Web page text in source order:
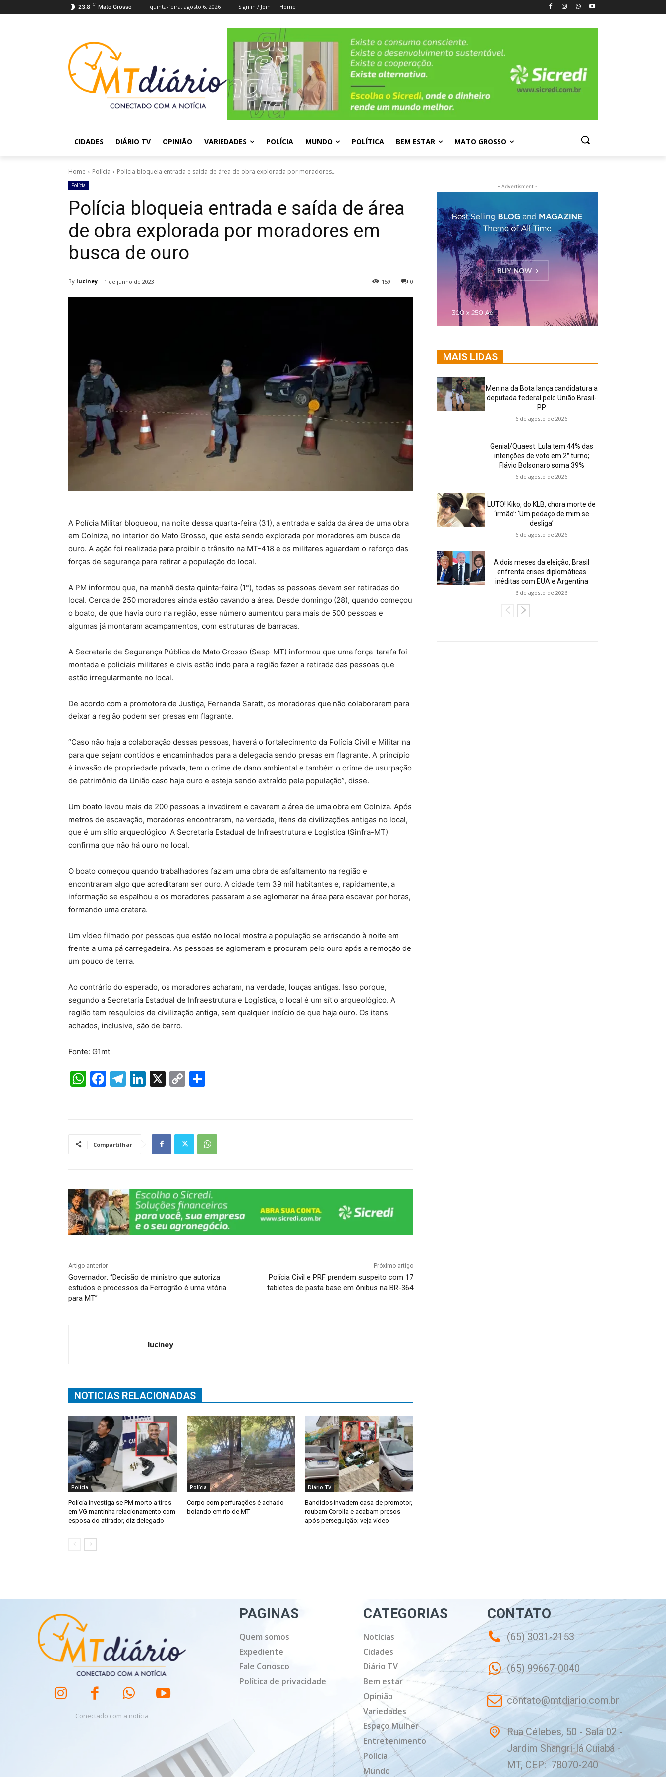
23.8 C Mato Grosso quinta-feira, agosto 6, 2026 Sign in / Join Home
CIDADES DIÁRIO TV OPINIÃO VARIEDADES POLÍCIA MUNDO POLÍTICA BEM ESTAR MATO GROSSO
Home Polícia Polícia bloqueia entrada e saída de área de obra explorada por moradores...
Polícia
Polícia bloqueia entrada e saída de área
de obra explorada por moradores em
busca de ouro
By luciney 1 de junho de 2023 0
159
A Polícia Militar bloqueou, na noite dessa quarta-feira (31), a entrada e saída da área de uma obra
em Colniza, no interior do Mato Grosso, que está sendo explorada por moradores em busca de
ouro. A ação foi realizada para proibir o trânsito na MT-418 e os militares aguardam o reforço das
forças de segurança para retirar a população do local.
A PM informou que, na manhã desta quinta-feira (1°), todas as pessoas devem ser retiradas do
local. Cerca de 250 moradores ainda estão cavando a área. Desde domingo (28), quando começou
o boato, de que havia ouro na região, esse número aumentou para mais de 500 pessoas e
algumas já montaram acampamentos, com estruturas de barracas.
A Secretaria de Segurança Pública de Mato Grosso (Sesp-MT) informou que uma força-tarefa foi
montada e policiais militares e civis estão indo para a região fazer a retirada das pessoas que
estão irregularmente no local.
De acordo com a promotora de Justiça, Fernanda Saratt, os moradores que não colaborarem para
deixar a região podem ser presas em flagrante.
“Caso não haja a colaboração dessas pessoas, haverá o fortalecimento da Polícia Civil e Militar na
para que sejam contidos e encaminhados para a delegacia sendo presas em flagrante. A princípio
é invasão de propriedade privada, tem o crime de dano ambiental e também o crime de usurpação
de patrimônio da União caso haja ouro e esteja sendo extraído pela população”, disse.
Um boato levou mais de 200 pessoas a invadirem e cavarem a área de uma obra em Colniza. Após
metros de escavação, moradores encontraram, na verdade, itens de civilizações antigas no local,
que é um sítio arqueológico. A Secretaria Estadual de Infraestrutura e Logística (Sinfra-MT)
confirma que não há ouro no local.
O boato começou quando trabalhadores faziam uma obra de asfaltamento na região e
encontraram algo que acreditaram ser ouro. A cidade tem 39 mil habitantes e, rapidamente, a
informação se espalhou e os moradores passaram a se aglomerar na área para escavar por horas,
formando uma cratera.
Um vídeo filmado por pessoas que estão no local mostra a população se arriscando à noite em
frente a uma pá carregadeira. As pessoas se aglomeram e procuram pelo ouro após a remoção de
um pouco de terra.
Ao contrário do esperado, os moradores acharam, na verdade, louças antigas. Isso porque,
segundo a Secretaria Estadual de Infraestrutura e Logística, o local é um sítio arqueológico. A
região tem resquícios de civilização antiga, sem qualquer indício de que haja ouro. Os itens
achados, inclusive, são de barro.
Fonte: G1mt
W
A
F
b
k
T
a
Li
n
X
C
Li
n
Compartilhar
Artigo anterior
Governador: “Decisão de ministro que autoriza
estudos e processos da Ferrogrão é uma vitória
para MT”
Próximo artigo
Polícia Civil e PRF prendem suspeito com 17
tabletes de pasta base em ônibus na BR-364
luciney
NOTICIAS RELACIONADAS
Polícia
Polícia investiga se PM morto a tiros
em VG mantinha relacionamento com
esposa do atirador, diz delegado
Polícia
Corpo com perfurações é achado
boiando em rio de MT
Diário TV
Bandidos invadem casa de promotor,
roubam Corolla e acabam presos
após perseguição; veja vídeo
- Advertisment -
MAIS LIDAS
Menina da Bota lança candidatura a
deputada federal pelo União Brasil-
PP
6 de agosto de 2026
Genial/Quaest: Lula tem 44% das
intenções de voto em 2° turno;
Flávio Bolsonaro soma 39%
6 de agosto de 2026
LUTO! Kiko, do KLB, chora morte de
‘irmão’: ‘Um pedaço de mim se
desliga’
6 de agosto de 2026
A dois meses da eleição, Brasil
enfrenta crises diplomáticas
inéditas com EUA e Argentina
6 de agosto de 2026
Conectado com a notícia
PAGINAS
Quem somos
Expediente
Fale Conosco
Política de privacidade
CATEGORIAS
Notícias
Cidades
Diário TV
Bem estar
Opinião
Variedades
Espaço Mulher
Entretenimento
Polícia
Mundo
CONTATO
(65) 3031-2153
(65) 99667-0040
contato@mtdiario.com.br
Rua Célebes, 50 - Sala 02 -
Jardim Shangri-lá Cuiabá -
MT, CEP: 78070-240